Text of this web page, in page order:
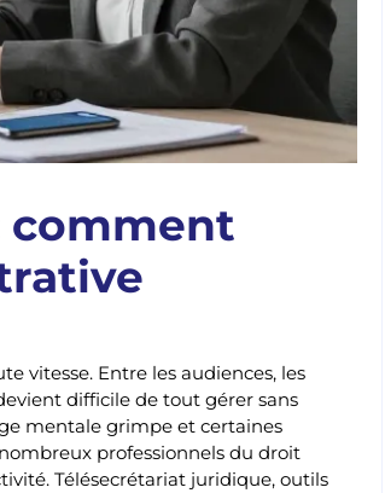
comment
vitesse. Entre les audiences, les
difficile de tout gérer sans
mentale grimpe et certaines
professionnels du droit
Télésecrétariat juridique, outils